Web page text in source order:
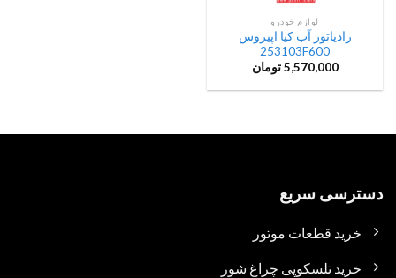
لوازم خودرو
رادیاتور آب کیا اپیروس
253103F600
5,570,000 تومان
دسترسی سریع
خرید قطعات موتور
خرید تلسکوپی چراغ شور